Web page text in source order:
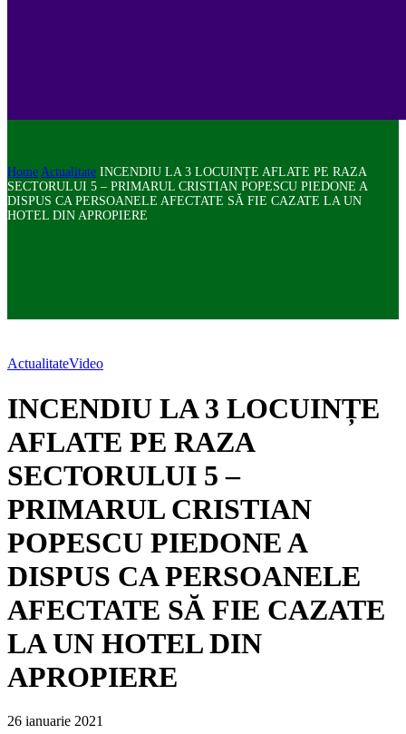
Home Actualitate INCENDIU LA 3 LOCUINȚE AFLATE PE RAZA
SECTORULUI 5 – PRIMARUL CRISTIAN POPESCU PIEDONE A
DISPUS CA PERSOANELE AFECTATE SĂ FIE CAZATE LA UN
HOTEL DIN APROPIERE
ActualitateVideo
INCENDIU LA 3 LOCUINȚE
AFLATE PE RAZA
SECTORULUI 5 –
PRIMARUL CRISTIAN
POPESCU PIEDONE A
DISPUS CA PERSOANELE
AFECTATE SĂ FIE CAZATE
LA UN HOTEL DIN
APROPIERE
26 ianuarie 2021